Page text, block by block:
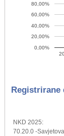
0,00%
20,00%
40,00%
60,00%
80,00%
Registrirane
NKD 2025:
70.20.0 -